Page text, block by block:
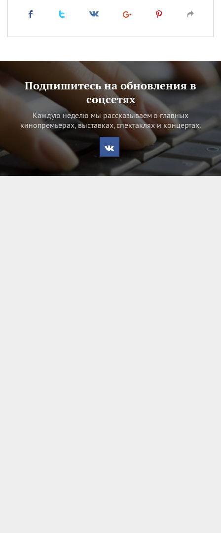
Подпишитесь на обновления в
соцсетях
Каждую неделю мы рассказываем о главных
кинопремьерах, выставках, спектаклях и концертах.